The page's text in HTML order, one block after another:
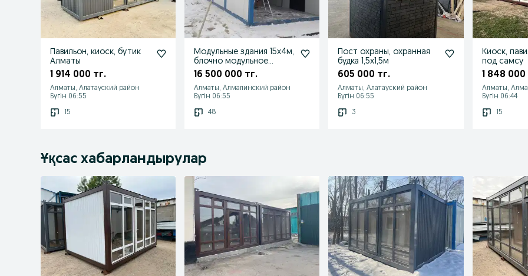
Павильон, киоск, бутик
Алматы
1 914 000 тг.
Алматы, Алатауский район
Бүгін 06:55
15
Модульные здания 15х4м,
блочно модульное
здание
16 500 000 тг.
Алматы, Алмалинский район
Бүгін 06:55
48
Пост охраны, охранная
будка 1,5х1,5м
605 000 тг.
Алматы, Алатауский район
Бүгін 06:55
3
Киоск,
под самсу
1 848 000
Алматы,
Бүгін 06:44
15
Ұқсас хабарландырулар